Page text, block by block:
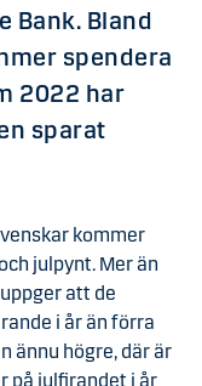
Bank. Bland
spendera
2022 har
sparat
kommer
julpynt. Mer än
att de
i år än förra
ännu högre, där är
på julfirandet i år